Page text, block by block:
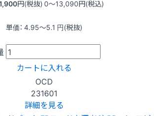
円(税抜) 0〜13,090円(税込)
単価： 4.95〜5.1 円(税抜)
カートに入れる
OCD
231601
詳細を見る